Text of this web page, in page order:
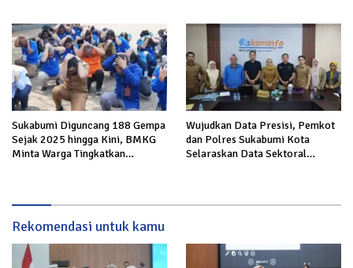
Sukabumi Diguncang 188 Gempa
Sejak 2025 hingga Kini, BMKG
Minta Warga Tingkatkan
Wujudkan Data Presisi, Pemkot
dan Polres Sukabumi Kota
Selaraskan Data Sektoral
Rekomendasi untuk kamu